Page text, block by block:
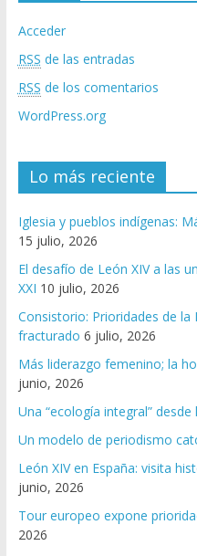
Acceder
RSS de las entradas
RSS de los comentarios
WordPress.org
Lo más reciente
Iglesia y pueblos indígenas:
15 julio, 2026
El desafío de León XIV a las
XXI 10 julio, 2026
Consistorio: Prioridades de la
fracturado 6 julio, 2026
Más liderazgo femenino; la
junio, 2026
Una “ecología integral”
Un modelo de periodismo
León XIV en España: visita
junio, 2026
Tour europeo expone
2026